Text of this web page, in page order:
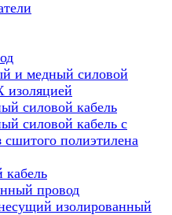
и медный силовой
изоляцией
силовой кабель
силовой кабель с
сшитого полиэтилена
кабель
провод
изолированный